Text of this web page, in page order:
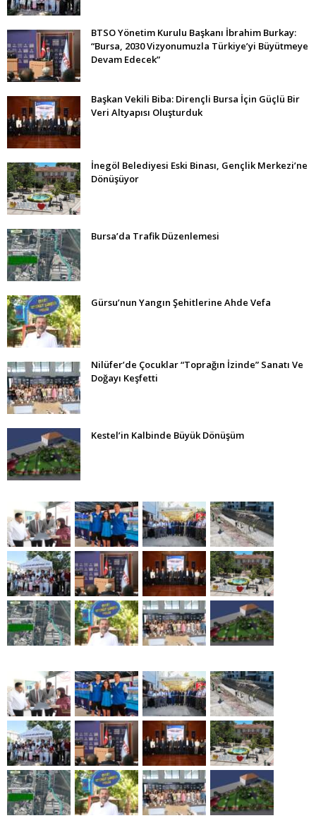
BTSO Yönetim Kurulu Başkanı İbrahim Burkay:
“Bursa, 2030 Vizyonumuzla Türkiye’yi Büyütmeye
Devam Edecek”
Başkan Vekili Biba: Dirençli Bursa İçin Güçlü Bir
Veri Altyapısı Oluşturduk
İnegöl Belediyesi Eski Binası, Gençlik Merkezi’ne
Dönüşüyor
Bursa’da Trafik Düzenlemesi
Gürsu’nun Yangın Şehitlerine Ahde Vefa
Nilüfer’de Çocuklar “Toprağın İzinde” Sanatı Ve
Doğayı Keşfetti
Kestel’in Kalbinde Büyük Dönüşüm